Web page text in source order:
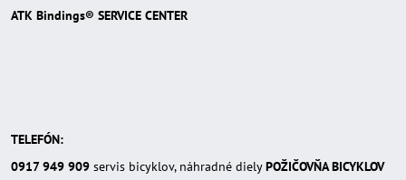
ATK Bindings® SERVICE CENTER
TELEFÓN:
0917 949 909 servis bicyklov, náhradné dielyPOŽIČOVŇA BICYKLOV